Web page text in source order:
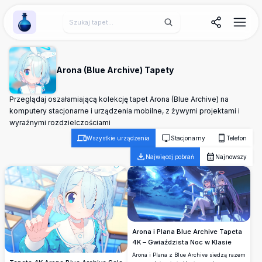
Wallpaper Alchemy
Arona (Blue Archive) Tapety
Przeglądaj oszałamiającą kolekcję tapet Arona (Blue Archive) na
komputery stacjonarne i urządzenia mobilne, z żywymi projektami i
wyraźnymi rozdzielczościami
Wszystkie urządzenia Stacjonarny Telefon
Najwięcej pobrań Najnowszy
Arona i Plana Blue Archive Tapeta
4K – Gwiaździsta Noc w Klasie
Arona i Plana z Blue Archive siedzą razem